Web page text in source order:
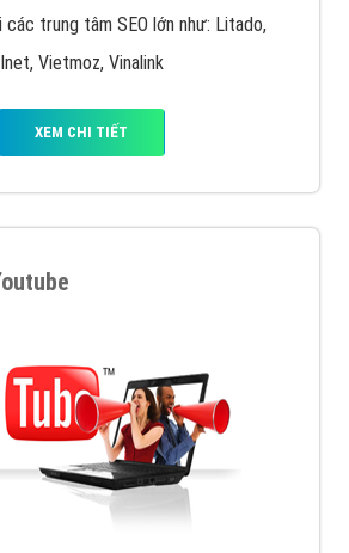
các trung tâm SEO lớn như: Litado,
Inet, Vietmoz, Vinalink
XEM CHI TIẾT